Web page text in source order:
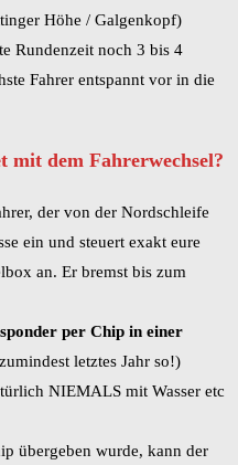
Höhe / Galgenkopf)
Rundenzeit noch 3 bis 4
Fahrer entspannt vor in die
dem Fahrerwechsel?
der von der Nordschleife
ein und steuert exakt eure
an. Er bremst bis zum
per Chip in einer
letztes Jahr so!)
NIEMALS mit Wasser etc
übergeben wurde, kann der